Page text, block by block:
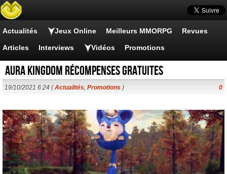
Actualités Jeux Online Meilleurs MMORPG Revues
Articles Interviews Vidéos Promotions
Aura Kingdom Récompenses gratuites
19/10/2021 6:24 (Actualités, Promotions ) 0